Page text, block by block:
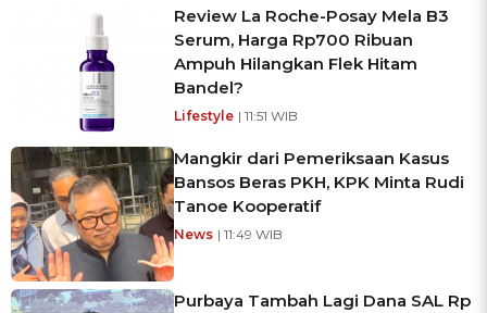
Review La Roche-Posay Mela B3
Serum, Harga Rp700 Ribuan
Ampuh Hilangkan Flek Hitam
Bandel?
Lifestyle | 11:51 WIB
Mangkir dari Pemeriksaan Kasus
Bansos Beras PKH, KPK Minta Rudi
Tanoe Kooperatif
News | 11:49 WIB
Purbaya Tambah Lagi Dana SAL Rp